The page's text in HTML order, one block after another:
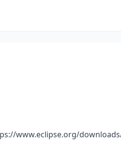
www.eclipse.org/